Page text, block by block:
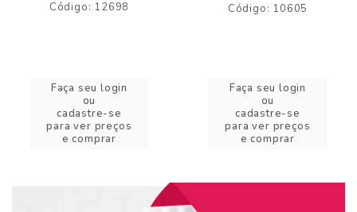
Código: 12698
Faça seu login
ou
cadastre-se
para ver preços
e comprar
Código: 10605
Faça seu login
ou
cadastre-se
para ver preços
e comprar